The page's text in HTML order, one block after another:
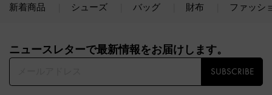
新着商品 シューズ バッグ 財布 ファッシ
ニュースレターで最新情報をお届けします。​
SUBSCRIBE